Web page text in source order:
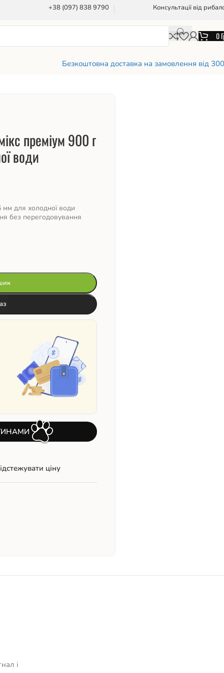
+38 (097) 838 9790 Консультації від
0
Безкоштовна доставка на замовлення від
преміум 900 г
води
мм для холодної води
без перегодовування
ціну
і